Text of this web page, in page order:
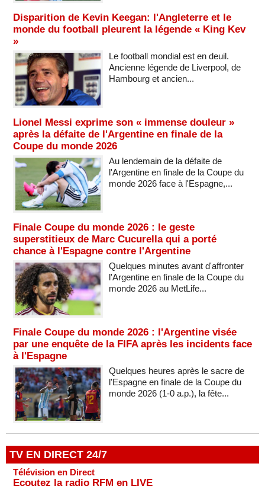
Disparition de Kevin Keegan: l'Angleterre et le
monde du football pleurent la légende « King Kev
»
Le football mondial est en deuil.
Ancienne légende de Liverpool, de
Hambourg et ancien...
Lionel Messi exprime son « immense douleur »
après la défaite de l'Argentine en finale de la
Coupe du monde 2026
Au lendemain de la défaite de
l'Argentine en finale de la Coupe du
monde 2026 face à l'Espagne,...
Finale Coupe du monde 2026 : le geste
superstitieux de Marc Cucurella qui a porté
chance à l'Espagne contre l'Argentine
Quelques minutes avant d'affronter
l'Argentine en finale de la Coupe du
monde 2026 au MetLife...
Finale Coupe du monde 2026 : l'Argentine visée
par une enquête de la FIFA après les incidents face
à l'Espagne
Quelques heures après le sacre de
l'Espagne en finale de la Coupe du
monde 2026 (1-0 a.p.), la fête...
TV EN DIRECT 24/7
Télévision en Direct
Ecoutez la radio RFM en LIVE